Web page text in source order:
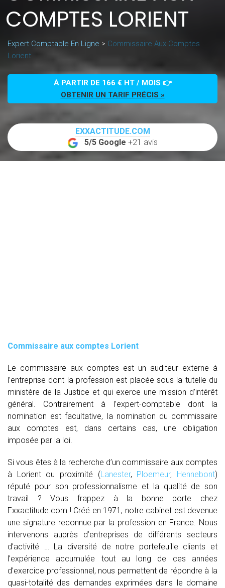
COMPTES LORIENT
Expert Comptable En Ligne > Commissaire Aux Comptes
Lorient
À PARTIR DE 166 € HT / MOIS 👉
OBTENIR UN TARIF PRÉCIS »
EXXACTITUDE.COM
5/5 Google +21 avis
Commissaire aux comptes Lorient
Le commissaire aux comptes est un auditeur externe à
l’entreprise dont la profession est placée sous la tutelle du
ministère de la Justice et qui exerce une mission d’intérêt
général. Contrairement à l’expert-comptable dont la
nomination est facultative, la nomination du commissaire
aux comptes est, dans certains cas, une obligation
imposée par la loi.
Si vous êtes à la recherche d’un commissaire aux comptes
à Lorient ou proximité (Lanester, Ploemeur, Hennebont)
réputé pour son professionnalisme et la qualité de son
travail ? Vous frappez à la bonne porte chez
Exxactitude.com ! Créé en 1971, notre cabinet est devenue
une signature reconnue par la profession en France. Nous
intervenons auprès d’entreprises de différents secteurs
d’activité … La diversité de notre portefeuille clients et
l’expérience accumulée tout au long de ces années
d’exercice professionnel, nous permettent de répondre à la
quasi-totalité des demandes exprimées dans le domaine